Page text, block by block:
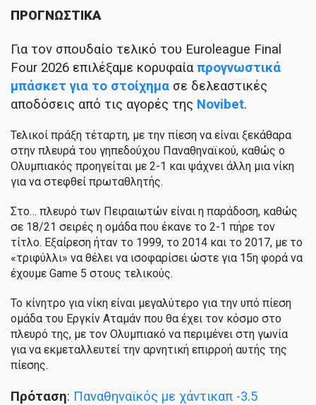
ΠΡΟΓΝΩΣΤΙΚΑ
Για τον σπουδαίο τελικό του Euroleague Final
Four 2026 επιλέξαμε κορυφαίαπρογνωστικά
μπάσκετ για το στοίχημα σε δελεαστικές
αποδόσεις από τις αγορές της Novibet.
Τελικοί πράξη τέταρτη, με την πίεση να είναι ξεκάθαρα
στην πλευρά του γηπεδούχου Παναθηναϊκού, καθώς ο
Ολυμπιακός προηγείται με 2-1 και ψάχνει άλλη μια νίκη
για να στεφθεί πρωταθλητής.
Στο… πλευρό των Πειραιωτών είναι η παράδοση, καθώς
σε 18/21 σειρές η ομάδα που έκανε το 2-1 πήρε τον
τίτλο. Εξαίρεση ήταν το 1999, το 2014 και το 2017, με το
«τριφύλλι» να θέλει να ισοφαρίσει ώστε για 15η φορά να
έχουμε Game 5 στους τελικούς.
Το κίνητρο για νίκη είναι μεγαλύτερο για την υπό πίεση
ομάδα του Εργκίν Αταμάν που θα έχει τον κόσμο στο
πλευρό της, με τον Ολυμπιακό να περιμένει στη γωνία
για να εκμεταλλευτεί την αρνητική επιρροή αυτής της
πίεσης.
Πρόταση: Παναθηναϊκός με χάντικαπ -3.5